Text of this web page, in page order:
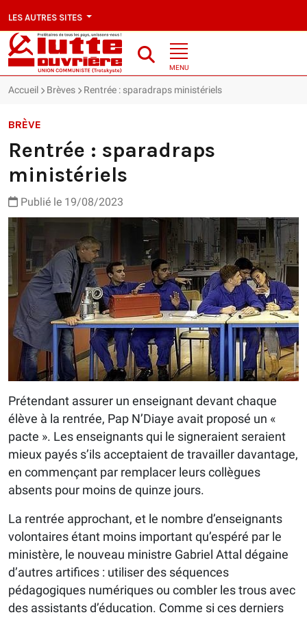
LES AUTRES SITES
MENU
Accueil Brèves Rentrée : sparadraps ministériels
BRÈVE
Rentrée : sparadraps
ministériels
Publié le 19/08/2023
Prétendant assurer un enseignant devant chaque
élève à la rentrée, Pap N’Diaye avait proposé un «
pacte ». Les enseignants qui le signeraient seraient
mieux payés s’ils acceptaient de travailler davantage,
en commençant par remplacer leurs collègues
absents pour moins de quinze jours.
La rentrée approchant, et le nombre d’enseignants
volontaires étant moins important qu’espéré par le
ministère, le nouveau ministre Gabriel Attal dégaine
d’autres artifices : utiliser des séquences
pédagogiques numériques ou combler les trous avec
des assistants d’éducation. Comme si ces derniers